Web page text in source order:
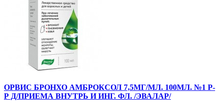
ОРВИС БРОНХО АМБРОКСОЛ 7,5МГ/МЛ. 100МЛ. №1 Р-
Р Д/ПРИЕМА ВНУТРЬ И ИНГ. ФЛ. /ЭВАЛАР/